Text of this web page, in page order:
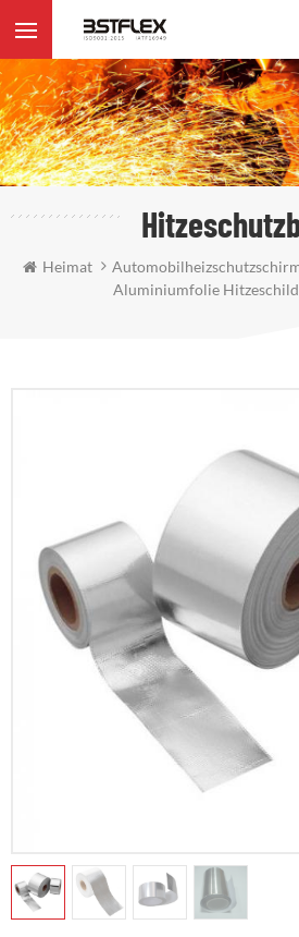
Heimat
Aluminiumfolie